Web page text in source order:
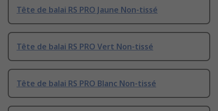
Tête de balai RS PRO Jaune Non-tissé
Tête de balai RS PRO Vert Non-tissé
Tête de balai RS PRO Blanc Non-tissé